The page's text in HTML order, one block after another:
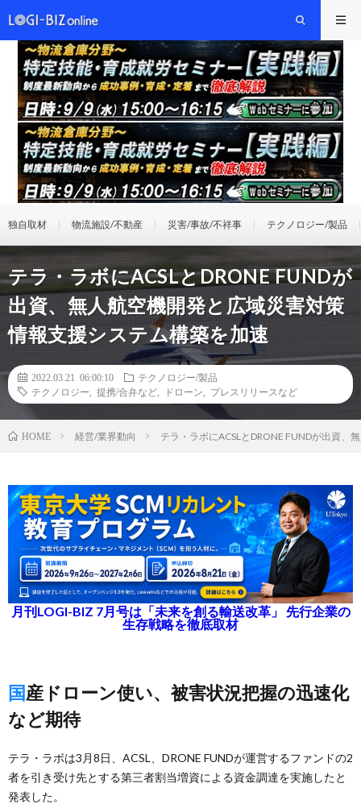
独自取材 物流施設/不動産 災害/事故/不祥事 テクノロジー/製品
テラ・ラボにACSLとDRONE FUNDが
出資、無人航空機開発と広域災害対策
情報支援システム構築を加速
2022.03.21 06:00:10
テクノロジー/製品
テクノロジー
提携/合弁など ドローン プレスリリースなど
HOME 経営/業界動向 テラ・ラボにACSLとDRONE FUNDが出資、
月刊LOGI-BIZ 7月号は「未来を創る輸送改革」 先行企業の
生存戦略を徹底取材
国産ドローン使い、被害状況把握の迅速化
など期待
テラ・ラボは3月8日、ACSL、DRONE FUNDが運営するファンドの2
者を引き受け先とする第三者割当増資による資金調達を実施したと
発表した。